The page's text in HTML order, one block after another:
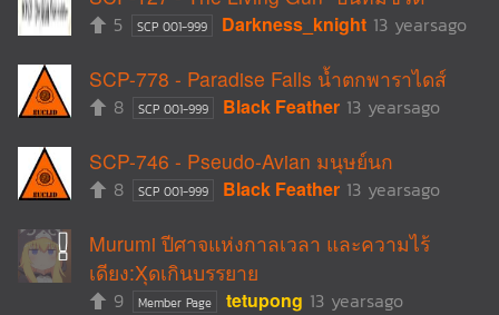
5 SCP 001-999 Darkness_knight 13 yearsago
SCP-778 - Paradise Falls น้ำตกพาราไดส์
8 SCP 001-999 Black Feather 13 yearsago
SCP-746 - Pseudo-Avian มนุษย์นก
8 SCP 001-999 Black Feather 13 yearsago
Murumi ปีศาจแห่งกาลเวลา และความไร้
เดียง:Xุดเกินบรรยาย
9 Member Page tetupong 13 yearsago